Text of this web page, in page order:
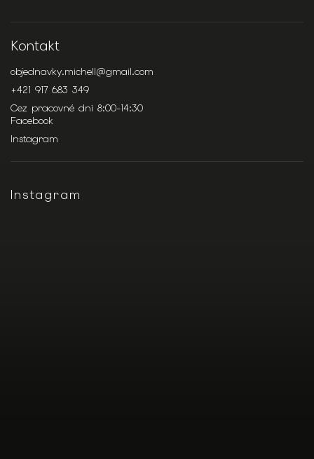
Kontakt
objednavky.michell@gmail.com
+421 917 683 349
Cez pracovné dni 8:00-14:30
Facebook
Instagram
Instagram